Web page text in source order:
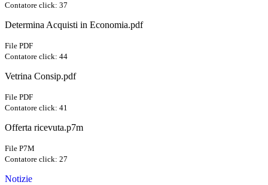
Contatore click: 37
Determina Acquisti in Economia.pdf
File PDF
Contatore click: 44
Vetrina Consip.pdf
File PDF
Contatore click: 41
Offerta ricevuta.p7m
File P7M
Contatore click: 27
Notizie